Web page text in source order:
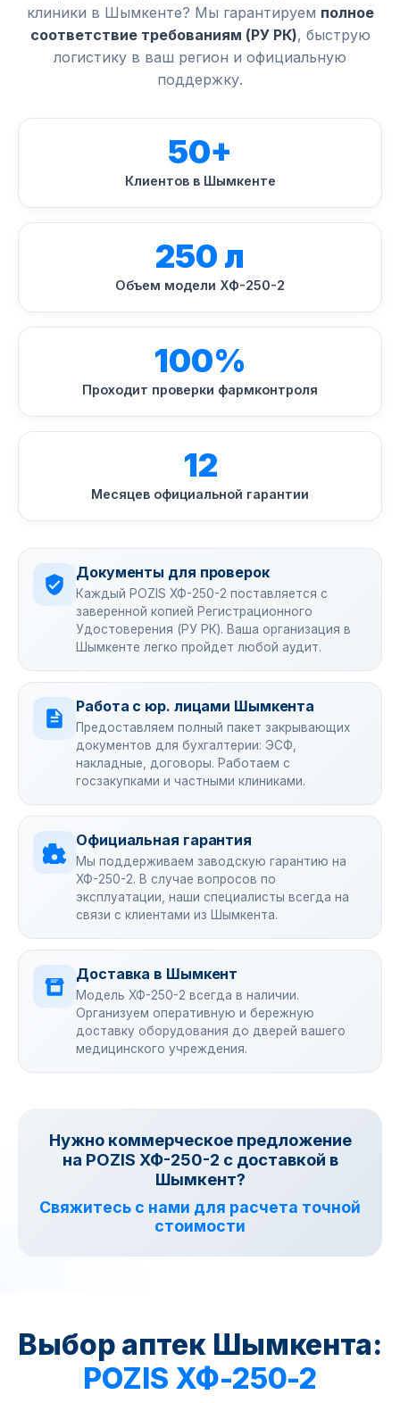
клиники в Шымкенте? Мы гарантируем полное
соответствие требованиям (РУ РК), быструю
логистику в ваш регион и официальную
поддержку.
50+
Клиентов в Шымкенте
250 л
Объем модели ХФ-250-2
100%
Проходит проверки фармконтроля
12
Месяцев официальной гарантии
Документы для проверок
Каждый POZIS ХФ-250-2 поставляется с
заверенной копией Регистрационного
Удостоверения (РУ РК). Ваша организация в
Шымкенте легко пройдет любой аудит.
Работа с юр. лицами Шымкента
Предоставляем полный пакет закрывающих
документов для бухгалтерии: ЭСФ,
накладные, договоры. Работаем с
госзакупками и частными клиниками.
Официальная гарантия
Мы поддерживаем заводскую гарантию на
ХФ-250-2. В случае вопросов по
эксплуатации, наши специалисты всегда на
связи с клиентами из Шымкента.
Доставка в Шымкент
Модель ХФ-250-2 всегда в наличии.
Организуем оперативную и бережную
доставку оборудования до дверей вашего
медицинского учреждения.
Нужно коммерческое предложение
на POZIS ХФ-250-2 с доставкой в
Шымкент?
Свяжитесь с нами для расчета точной
стоимости
Выбор аптек Шымкента:
POZIS ХФ-250-2